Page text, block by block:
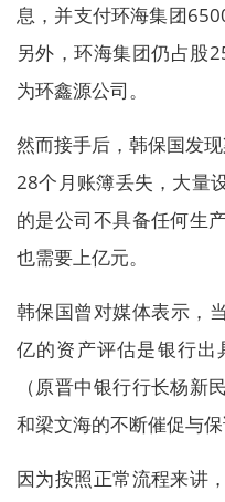
息，并支付环海集团
另外，环海集团仍占股
为环鑫源公司。
然而接手后，韩保国发
28个月账簿丢失，大量
的是公司不具备任何生
也需要上亿元。
韩保国曾对媒体表示，
亿的资产评估是银行
（原晋中银行行长杨新
和梁文海的不断催促与
因为按照正常流程来讲